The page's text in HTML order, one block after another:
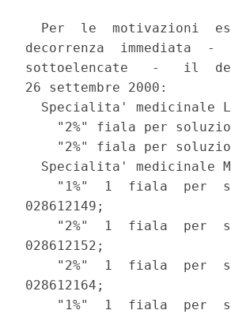
Per  le  motivazioni
decorrenza  immediata
sottoelencate   -   il
26 settembre 2000:
Specialita' medicinale
"2%" fiala per
"2%" fiala per
Specialita' medicinale
"1%"  1  fiala  per
028612149;
"2%"  1  fiala  per
028612152;
"2%"  1  fiala  per
028612164;
"1%"  1  fiala  per